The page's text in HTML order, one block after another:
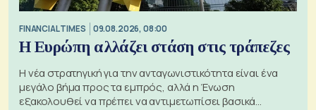
FINANCIAL TIMES 09.08.2026, 08:00
Η Ευρώπη αλλάζει στάση στις τράπεζες
Η νέα στρατηγική για την ανταγωνιστικότητα είναι ένα
μεγάλο βήμα προς τα εμπρός, αλλά η Ένωση
εξακολουθεί να πρέπει να αντιμετωπίσει βασικά